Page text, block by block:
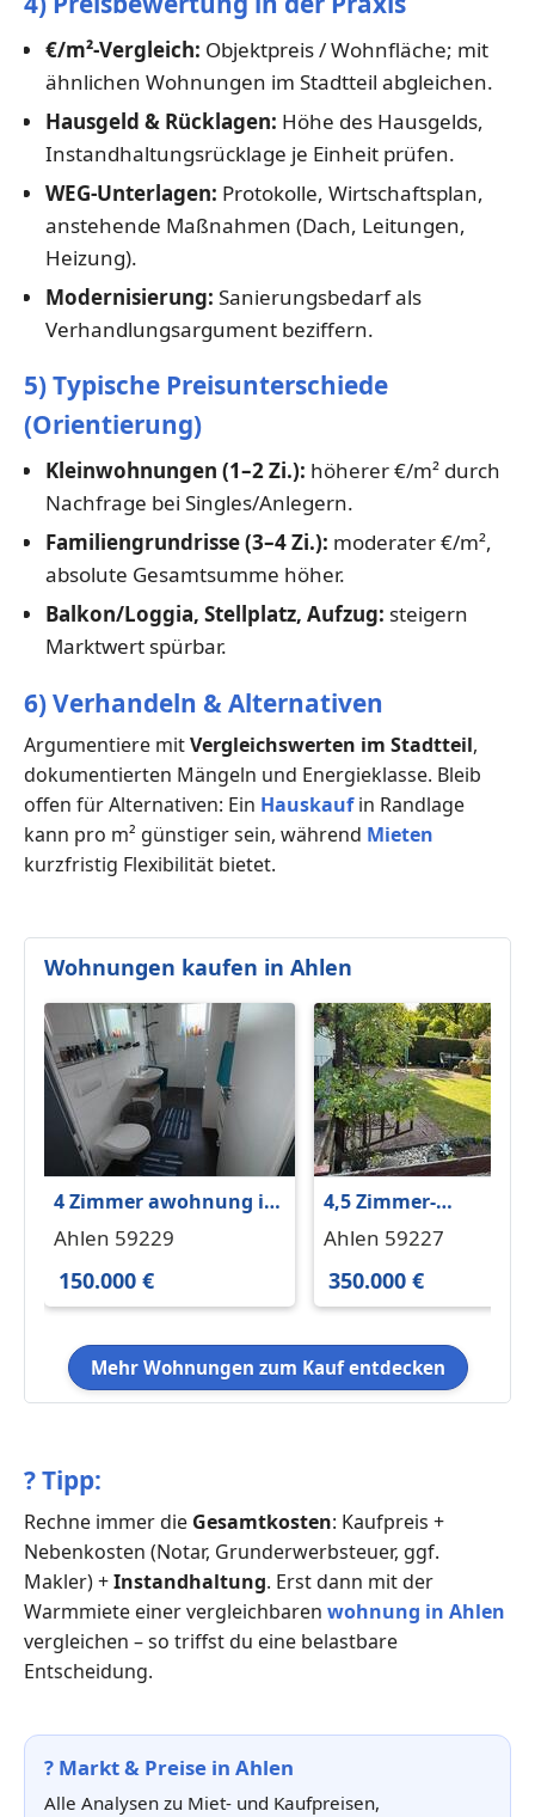
€/m²-Vergleich: Objektpreis / Wohnfläche; mit
ähnlichen Wohnungen im Stadtteil abgleichen.
Hausgeld & Rücklagen: Höhe des Hausgelds,
Instandhaltungsrücklage je Einheit prüfen.
WEG-Unterlagen: Protokolle, Wirtschaftsplan,
anstehende Maßnahmen (Dach, Leitungen,
Heizung).
Modernisierung: Sanierungsbedarf als
Verhandlungsargument beziffern.
5) Typische Preisunterschiede
(Orientierung)
Kleinwohnungen (1–2 Zi.): höherer €/m² durch
Nachfrage bei Singles/Anlegern.
Familiengrundrisse (3–4 Zi.): moderater €/m²,
absolute Gesamtsumme höher.
Balkon/Loggia, Stellplatz, Aufzug: steigern
Marktwert spürbar.
6) Verhandeln & Alternativen
Argumentiere mitVergleichswerten im Stadtteil,
dokumentierten Mängeln und Energieklasse. Bleib
offen für Alternativen: Ein Hauskaufin Randlage
kann pro m² günstiger sein, während Mieten
kurzfristig Flexibilität bietet.
Wohnungen kaufen in Ahlen
4 Zimmer awohnung in
Dolberg zu verkaufen
Ahlen 59229
150.000 €
4,5 Zimmer-
Erdgeschosswohnung
Ahlen 59227
350.000 €
Mehr Wohnungen zum Kauf entdecken
?Tipp:
Rechne immer die Gesamtkosten: Kaufpreis +
Nebenkosten (Notar, Grunderwerbsteuer, ggf.
Makler) +Instandhaltung. Erst dann mit der
Warmmiete einer vergleichbaren wohnung in Ahlen
vergleichen – so triffst du eine belastbare
Entscheidung.
? Markt & Preise in Ahlen
Alle Analysen zu Miet- und Kaufpreisen,